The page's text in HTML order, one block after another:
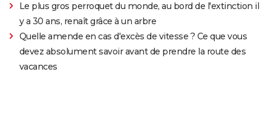
Le plus gros perroquet du monde, au bord de l'extinction il
y a 30 ans, renaît grâce à un arbre
Quelle amende en cas d'excès de vitesse ? Ce que vous
devez absolument savoir avant de prendre la route des
vacances